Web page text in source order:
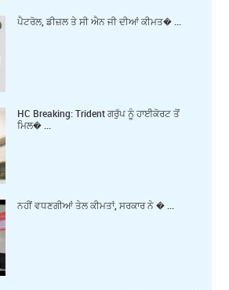
ਪੈਟਰੋਲ, ਡੀਜ਼ਲ ਤੇ ਸੀ ਐਨ ਜੀ ਦੀਆਂ ਕੀਮਤ� ...
HC Breaking: Trident ਗਰੁੱਪ ਨੂੰ ਹਾਈਕੋਰਟ ਤੋਂ
ਮਿਲ� ...
ਨਹੀਂ ਵਧਣਗੀਆਂ ਤੇਲ ਕੀਮਤਾਂ, ਸਰਕਾਰ ਨੇ � ...